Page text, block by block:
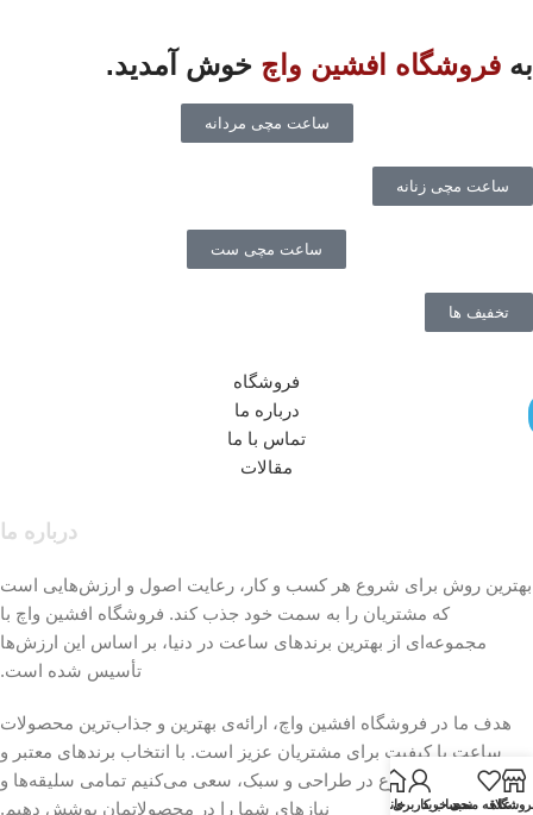
به فروشگاه افشین واچ خوش آمدید.
ساعت مچی مردانه
ساعت مچی زنانه
ساعت مچی ست
تخفیف ها
فروشگاه
درباره ما
تماس با ما
مقالات
درباره ما
بهترین روش برای شروع هر کسب و کار، رعایت اصول و ارزش‌هایی است
که مشتریان را به سمت خود جذب کند. فروشگاه افشین واچ با
مجموعه‌ای از بهترین برندهای ساعت در دنیا، بر اساس این ارزش‌ها
تأسیس شده است.
هدف ما در فروشگاه افشین واچ، ارائه‌ی بهترین و جذاب‌ترین محصولات
ساعت با کیفیت برای مشتریان عزیز است. با انتخاب برندهای معتبر و
گسترده‌ی تنوع در طراحی و سبک، سعی می‌کنیم تمامی سلیقه‌ها و
نیازهای شما را در محصولاتمان پوشش دهیم.
علاقه مندیسبد خرید
حساب کاربری من
خانه